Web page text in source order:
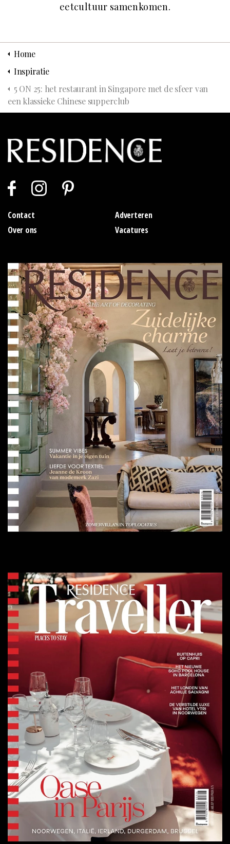
eetcultuur samenkomen.
Home
Inspiratie
5 ON 25: het restaurant in Singapore met de sfeer van
een klassieke Chinese supperclub
Contact
Adverteren
Over ons
Vacatures